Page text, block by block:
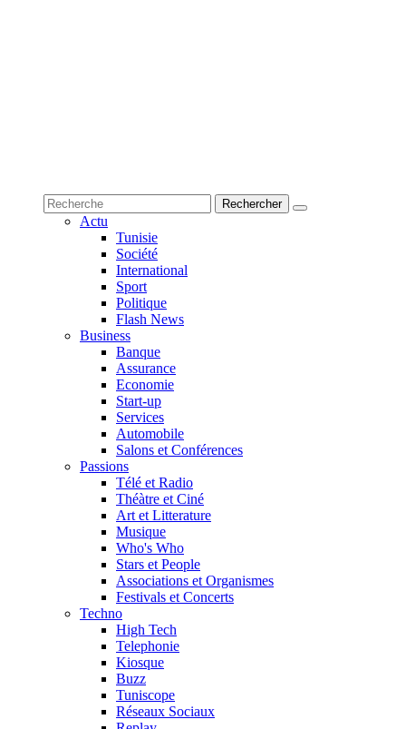
Actu
Tunisie
Société
International
Sport
Politique
Flash News
Business
Banque
Assurance
Economie
Start-up
Services
Automobile
Salons et Conférences
Passions
Télé et Radio
Théàtre et Ciné
Art et Litterature
Musique
Who's Who
Stars et People
Associations et Organismes
Festivals et Concerts
Techno
High Tech
Telephonie
Kiosque
Buzz
Tuniscope
Réseaux Sociaux